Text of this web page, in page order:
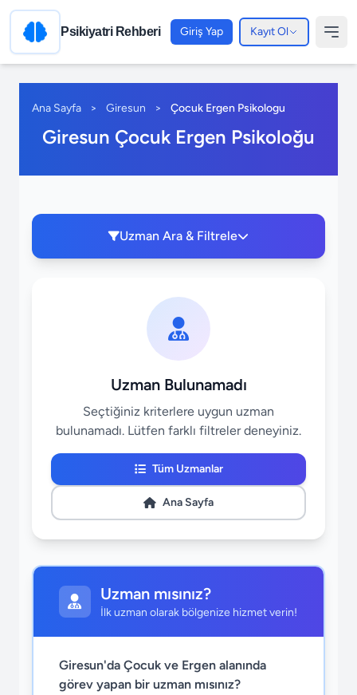
Psikiyatri Rehberi Giriş Yap Kayıt Ol
Ana Sayfa > Giresun > Çocuk Ergen Psikologu
Giresun Çocuk Ergen Psikoloğu
Uzman Ara & Filtrele
Uzman Bulunamadı
Seçtiğiniz kriterlere uygun uzman
bulunamadı. Lütfen farklı filtreler deneyiniz.
Tüm Uzmanlar
Ana Sayfa
Uzman mısınız?
İlk uzman olarak bölgenize hizmet verin!
Giresun'da Çocuk ve Ergen alanında
görev yapan bir uzman mısınız?